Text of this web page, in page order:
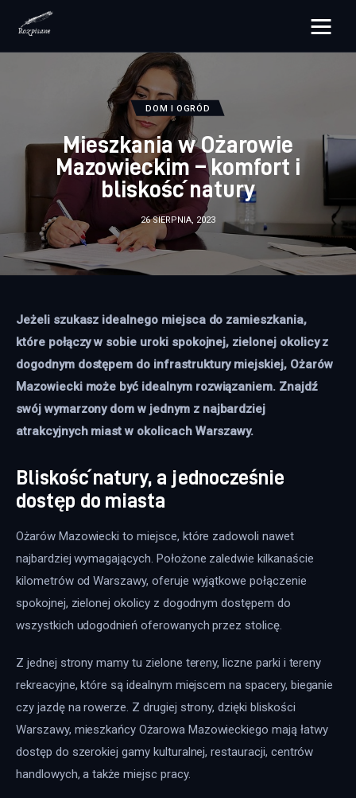
rozpisane.pl
Lifestyle
Zdrowie
Uroda
Dom i ogród
Więcej
DOM I OGRÓD
Mieszkania w Ożarowie
Mazowieckim – komfort i
bliskość natury
26 SIERPNIA, 2023
Jeżeli szukasz idealnego miejsca do zamieszkania,
które połączy w sobie uroki spokojnej, zielonej okolicy z
dogodnym dostępem do infrastruktury miejskiej, Ożarów
Mazowiecki może być idealnym rozwiązaniem. Znajdź
swój wymarzony dom w jednym z najbardziej
atrakcyjnych miast w okolicach Warszawy.
Bliskość natury, a jednocześnie
dostęp do miasta
Ożarów Mazowiecki to miejsce, które zadowoli nawet
najbardziej wymagających. Położone zaledwie kilkanaście
kilometrów od Warszawy, oferuje wyjątkowe połączenie
spokojnej, zielonej okolicy z dogodnym dostępem do
wszystkich udogodnień oferowanych przez stolicę.
Z jednej strony mamy tu zielone tereny, liczne parki i tereny
rekreacyjne, które są idealnym miejscem na spacery, bieganie
czy jazdę na rowerze. Z drugiej strony, dzięki bliskości
Warszawy, mieszkańcy Ożarowa Mazowieckiego mają łatwy
dostęp do szerokiej gamy kulturalnej, restauracji, centrów
handlowych, a także miejsc pracy.